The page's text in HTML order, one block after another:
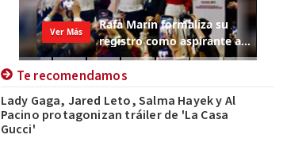
Te recomendamos
Lady Gaga, Jared Leto, Salma Hayek y Al
Pacino protagonizan tráiler de 'La Casa
Gucci'